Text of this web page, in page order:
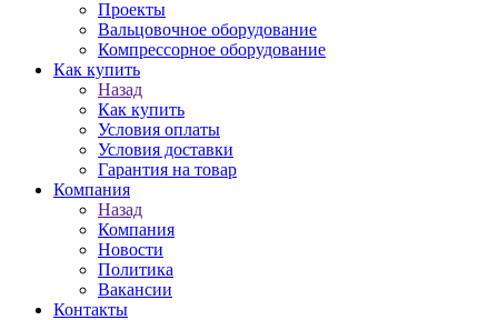
Проекты
Вальцовочное оборудование
Компрессорное оборудование
Как купить
Назад
Как купить
Условия оплаты
Условия доставки
Гарантия на товар
Компания
Назад
Компания
Новости
Политика
Вакансии
Контакты